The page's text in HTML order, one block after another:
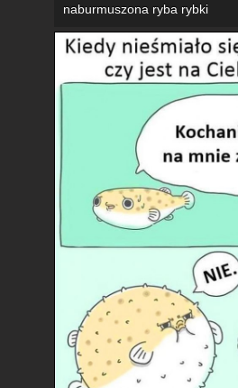
naburmuszona ryba rybki